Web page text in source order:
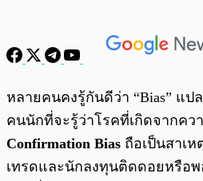
พร้อมเล่น
หลายคนคงรู้กันดีว่า “Bias” แป
คนนักที่จะรู้ว่าโรคที่เกิดจากคว
Confirmation Bias ถือเป็นสาเ
เทรดและนักลงทุนติดดอยหรือพ